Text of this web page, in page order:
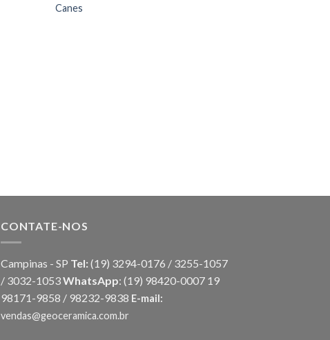
Canes
CONTATE-NOS
Campinas - SP Tel: (19) 3294-0176 / 3255-1057
/ 3032-1053WhatsApp: (19) 98420-0007 19
98171-9858 / 98232-9838 E-mail:
vendas@geoceramica.com.br